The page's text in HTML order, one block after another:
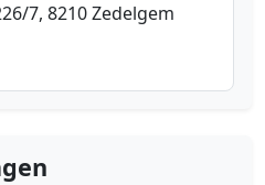
7, 8210 Zedelgem